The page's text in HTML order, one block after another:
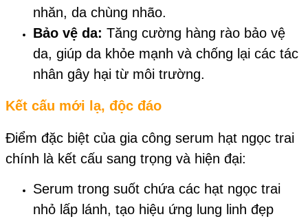
nhăn, da chùng nhão.
Bảo vệ da: Tăng cường hàng rào bảo vệ
da, giúp da khỏe mạnh và chống lại các tác
nhân gây hại từ môi trường.
Kết cấu mới lạ, độc đáo
Điểm đặc biệt của gia công serum hạt ngọc trai
chính là kết cấu sang trọng và hiện đại:
Serum trong suốt chứa các hạt ngọc trai
nhỏ lấp lánh, tạo hiệu ứng lung linh đẹp